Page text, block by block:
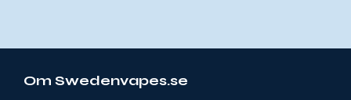
Om Swedenvapes.se